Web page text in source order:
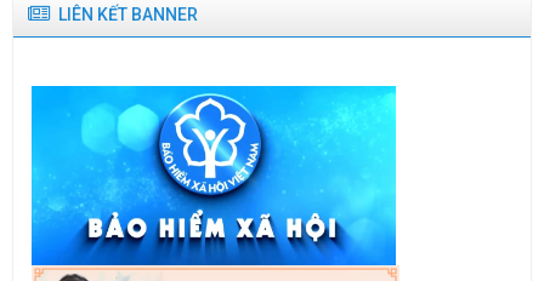
LIÊN KẾT BANNER